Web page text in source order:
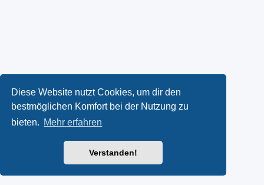
Diese Website nutzt Cookies, um dir den
bestmöglichen Komfort bei der Nutzung zu
bieten. Mehr erfahren
Verstanden!